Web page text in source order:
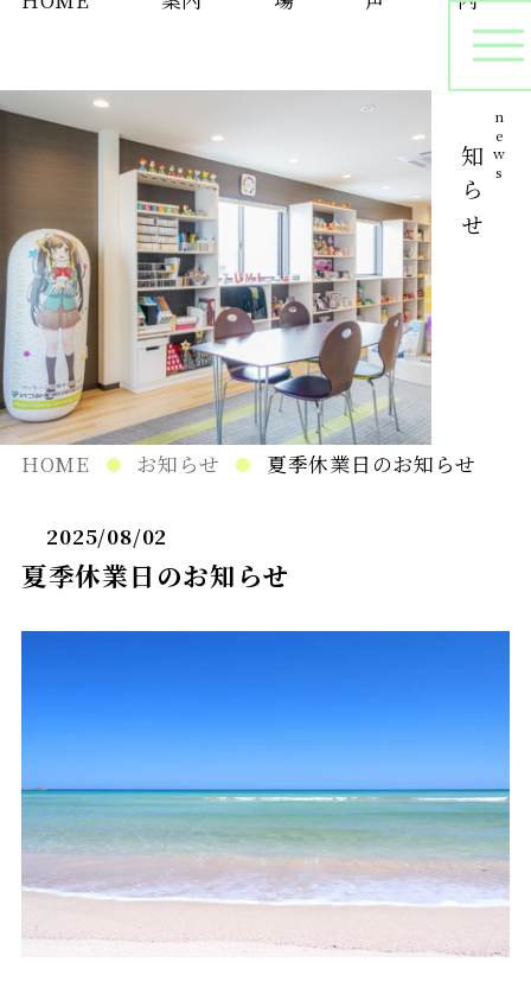
オリジナルパッケージ
プリントサンプル
在庫管理
お知らせnews
HOME お知らせ 夏季休業日のお知らせ
2025/08/02
夏季休業日のお知らせ